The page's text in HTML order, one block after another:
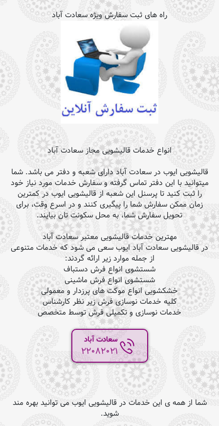
راه های ثبت سفارش ویژه سعادت آباد
انواع خدمات قالیشویی مجاز سعادت آباد
قالیشویی ایوب در سعادت آباد دارای شعبه و دفتر می باشد. شما
میتوانید با این دفتر تماس گرفته و سفارش خدمات مورد نیاز خود
را ثبت کنید تا پرسنل این شعبه از قالیشویی ایوب در کمترین
زمان ممکن سفارش شما را پیگیری کنند و در اسرع وقت، برای
تحویل سفارش شما، به محل سکونت تان بیایند.
مهترین خدمات قالیشویی معتبر سعادت آباد
در قالیشویی سعادت آباد ایوب سعی می شود که خدمات متنوعی
از جمله موارد زیر ارائه گردند:
شستشوی انواع فرش دستباف
شستشوی انواع فرش ماشینی
خشکشویی انواع موکت های پرزدار و معمولی
کلیه خدمات نوسازی فرش زیر نظر کارشناس
خدمات نوسازی و تکمیلی فرش توسط متخصص
سعادت آباد
22082021
شما از همه ی این خدمات در قالیشویی ایوب می توانید بهره مند
شوید.